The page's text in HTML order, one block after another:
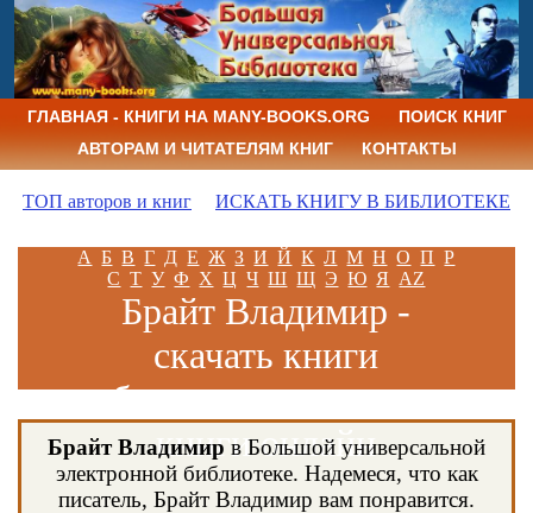
ГЛАВНАЯ - КНИГИ НА MANY-BOOKS.ORG
ПОИСК КНИГ
АВТОРАМ И ЧИТАТЕЛЯМ КНИГ
КОНТАКТЫ
ТОП авторов и книг ИСКАТЬ КНИГУ В БИБЛИОТЕКЕ
А Б В Г Д Е Ж З И Й К Л М Н О П Р
С Т У Ф Х Ц Ч Ш Щ Э Ю Я AZ
Брайт Владимир -
скачать книги
бесплатно и читать
книги онлайн
Брайт Владимир в Большой универсальной
электронной библиотеке. Надемеся, что как
писатель, Брайт Владимир вам понравится.